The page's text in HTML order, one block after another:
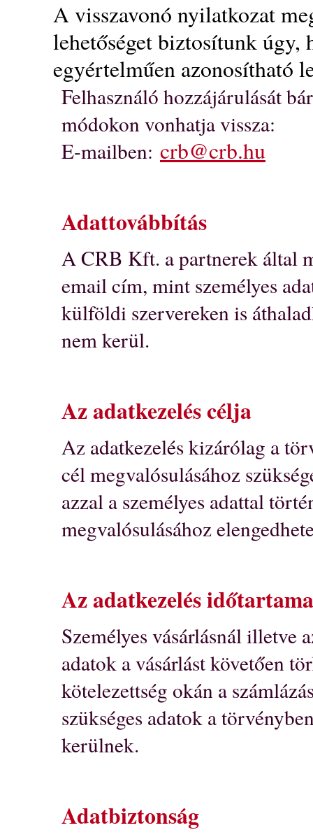
A visszavonó nyilatkozat
lehetőséget biztosítunk úgy,
egyértelműen azonosítható
Felhasználó hozzájárulását
módokon vonhatja vissza:
E-mailben: crb@crb.hu
Adattovábbítás
A CRB Kft. a partnerek által
email cím, mint személyes
külföldi szervereken is
nem kerül.
Az adatkezelés célja
Az adatkezelés kizárólag a
cél megvalósulásához
azzal a személyes adattal
megvalósulásához
Az adatkezelés időtartama
Személyes vásárlásnál illetve
adatok a vásárlást követően
kötelezettség okán a
szükséges adatok a
kerülnek.
Adatbiztonság